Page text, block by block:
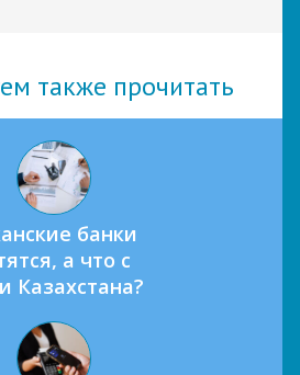
также прочитать
банки
а что с
Казахстана?